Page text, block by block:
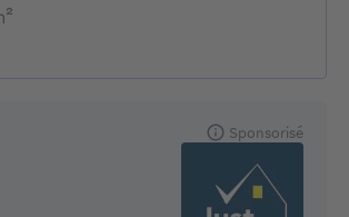
Sponsorisé